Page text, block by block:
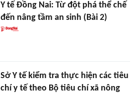
Y tế Đồng Nai: Từ đột phá thể chế
đến nâng tầm an sinh (Bài 2)
Sở Y tế kiểm tra thực hiện các tiêu
chí y tế theo Bộ tiêu chí xã nông